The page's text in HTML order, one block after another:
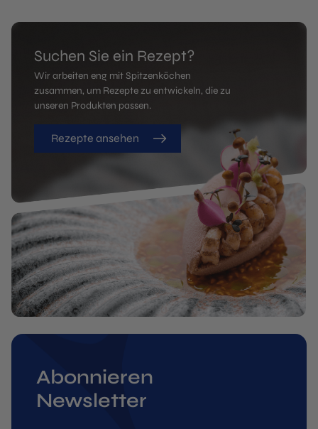
Suchen Sie ein Rezept?
Wir arbeiten eng mit Spitzenköchen
zusammen, um Rezepte zu entwickeln, die zu
unseren Produkten passen.
Rezepte ansehen
Abonnieren
Newsletter